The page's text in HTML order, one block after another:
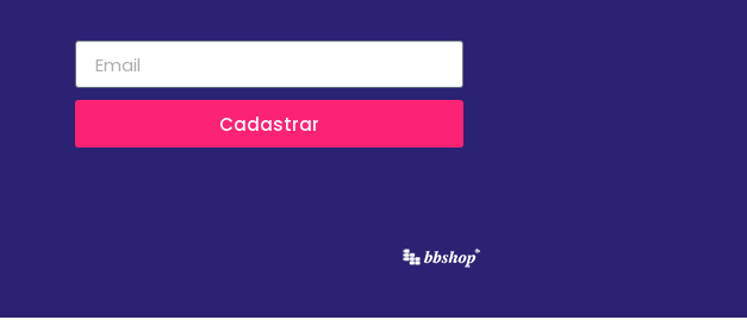
Cadastrar